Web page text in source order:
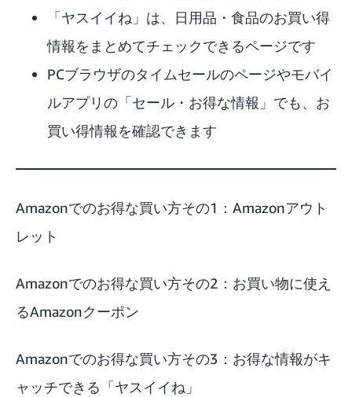
「ヤスイイね」は、日用品・食品のお買い得
情報をまとめてチェックできるページです
PCブラウザのタイムセールのページやモバイ
ルアプリの「セール・お得な情報」でも、お
買い得情報を確認できます
Amazonでのお得な買い方その1：Amazonアウト
レット
Amazonでのお得な買い方その2：お買い物に使え
るAmazonクーポン
Amazonでのお得な買い方その3：お得な情報がキ
ャッチできる「ヤスイイね」